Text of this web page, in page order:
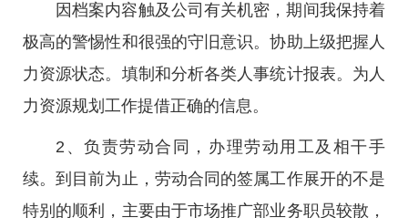
因档案内容触及公司有关机密，期间我保持着
极高的警惕性和很强的守旧意识。协助上级把握人
力资源状态。填制和分析各类人事统计报表。为人
力资源规划工作提借正确的信息。
2、负责劳动合同，办理劳动用工及相干手
续。到目前为止，劳动合同的签属工作展开的不是
特别的顺利，主要由于市场推广部业务职员较散，